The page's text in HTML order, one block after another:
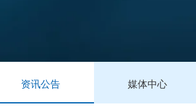
资讯公告 媒体中心